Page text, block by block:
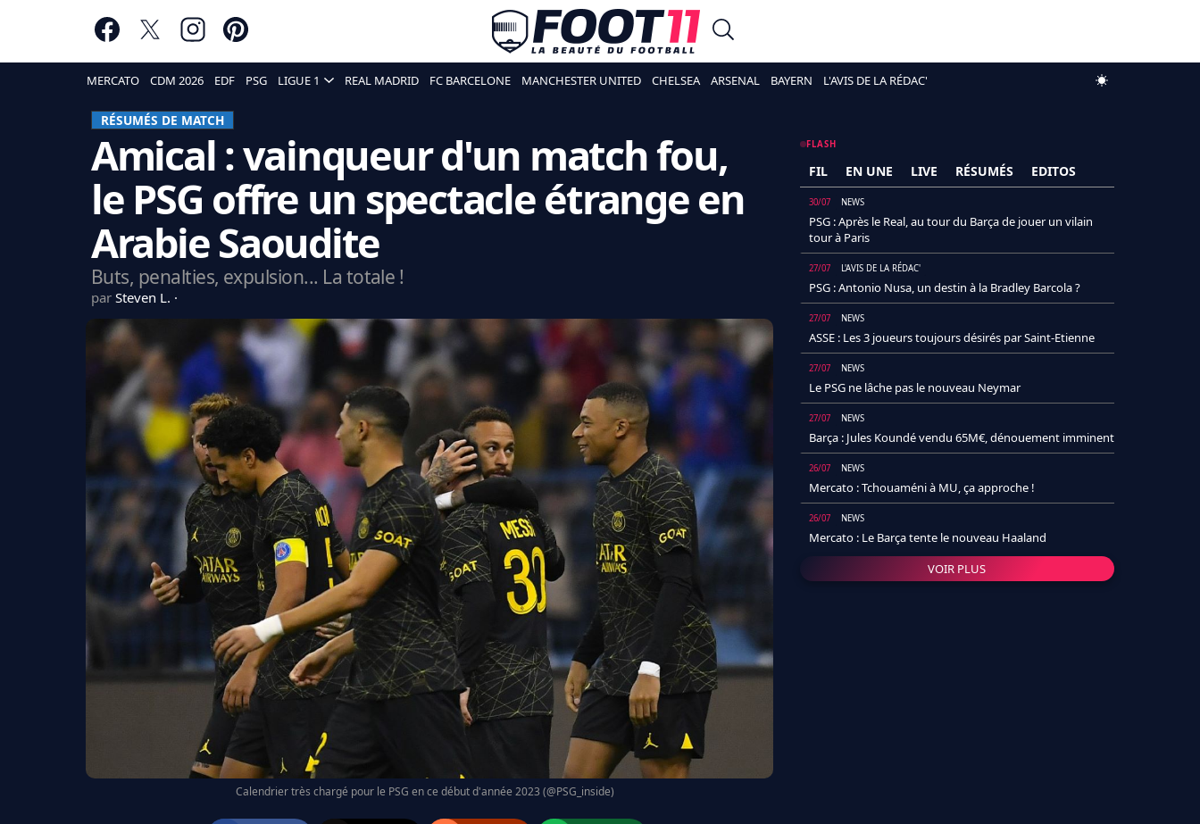
MERCATO CDM 2026 EDF PSG LIGUE 1 REAL MADRID FC BARCELONE MANCHESTER UNITED CHELSEA ARSENAL BAYERN L'AVIS DE LA RÉDAC'
RÉSUMÉS DE MATCH
Amical : vainqueur d'un match fou,
le PSG offre un spectacle étrange en
Arabie Saoudite
Buts, penalties, expulsion... La totale !
par Steven L.
Calendrier très chargé pour le PSG en ce début d'année 2023 (@PSG_inside)
FLASH
FIL EN UNE LIVE RÉSUMÉS EDITOS
30/07 NEWS
PSG : Après le Real, au tour du Barça de jouer un vilain
tour à Paris
27/07 L'AVIS DE LA RÉDAC'
PSG : Antonio Nusa, un destin à la Bradley Barcola ?
27/07 NEWS
ASSE : Les 3 joueurs toujours désirés par Saint-Etienne
27/07 NEWS
Le PSG ne lâche pas le nouveau Neymar
27/07 NEWS
Barça : Jules Koundé vendu 65M€, dénouement imminent
26/07 NEWS
Mercato : Tchouaméni à MU, ça approche !
26/07 NEWS
Mercato : Le Barça tente le nouveau Haaland
VOIR PLUS